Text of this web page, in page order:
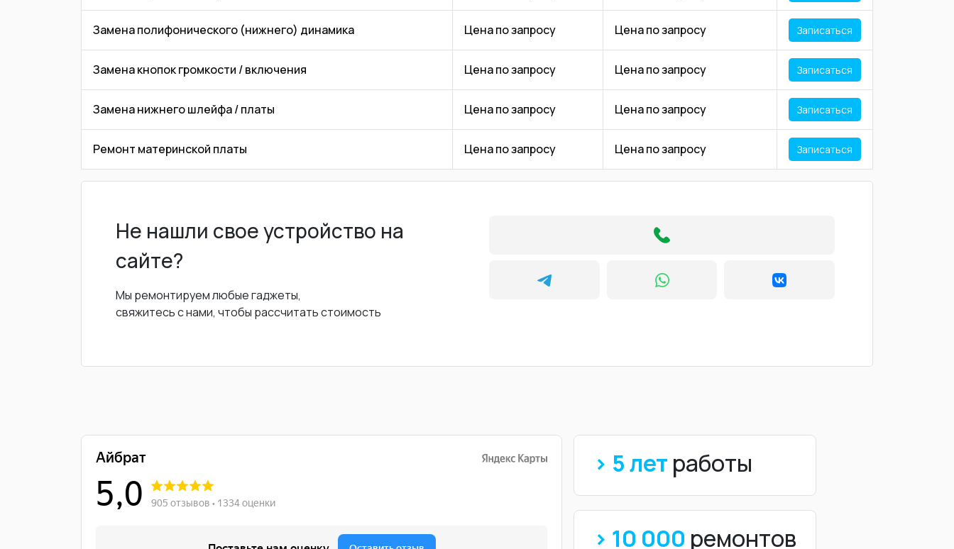
Замена полифонического (нижнего) динамика Цена по запросу Цена по запросу Записаться
Замена кнопок громкости / включения Цена по запросу Цена по запросу Записаться
Замена нижнего шлейфа / платы Цена по запросу Цена по запросу Записаться
Ремонт материнской платы Цена по запросу Цена по запросу Записаться
Не нашли свое устройство на
сайте?
Мы ремонтируем любые гаджеты,
свяжитесь с нами, чтобы рассчитать стоимость
> 5 лет работы
> 10 000 ремонтов